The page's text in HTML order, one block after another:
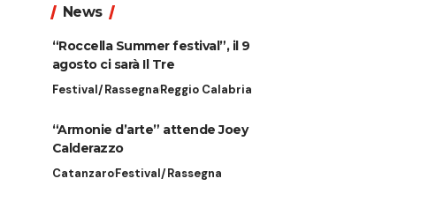
News
“Roccella Summer festival”, il 9
agosto ci sarà Il Tre
Festival/RassegnaReggio Calabria
“Armonie d’arte” attende Joey
Calderazzo
CatanzaroFestival/Rassegna